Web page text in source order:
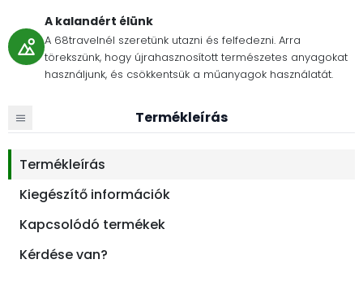
A kalandért élünk
A 68travelnél szeretünk utazni és felfedezni. Arra
törekszünk, hogy újrahasznosított természetes anyagokat
használjunk, és csökkentsük a műanyagok használatát.
Termékleírás
Termékleírás
Kiegészítő információk
Kapcsolódó termékek
Kérdése van?